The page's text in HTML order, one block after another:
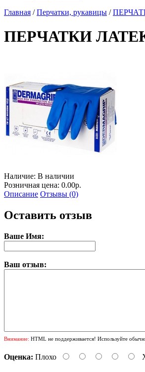
Главная /Перчатки, рукавицы /
ПЕРЧАТКИ
Наличие: В наличии
Розничная цена: 0.00р.
Описание Отзывы (0)
Оставить отзыв
Ваше Имя:
Ваш отзыв:
Внимание: HTML не поддерживается! Используйте
Оценка: Плохо